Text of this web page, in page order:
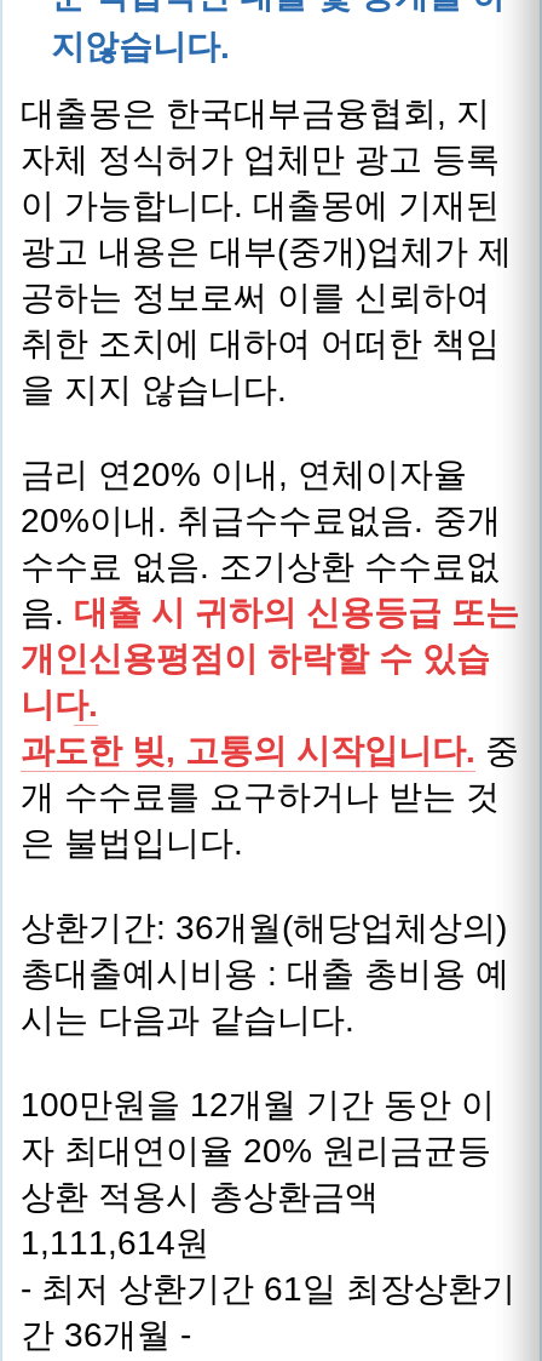
지않습니다.
대출몽은 한국대부금융협회, 지
자체 정식허가 업체만 광고 등록
이 가능합니다. 대출몽에 기재된
광고 내용은 대부(중개)업체가 제
공하는 정보로써 이를 신뢰하여
취한 조치에 대하여 어떠한 책임
을 지지 않습니다.
금리 연20% 이내, 연체이자율
20%이내. 취급수수료없음. 중개
수수료 없음. 조기상환 수수료없
음. 대출 시 귀하의 신용등급 또는
개인신용평점이 하락할 수 있습
니다.
과도한 빚, 고통의 시작입니다. 중
개 수수료를 요구하거나 받는 것
은 불법입니다.
상환기간: 36개월(해당업체상의)
총대출예시비용 : 대출 총비용 예
시는 다음과 같습니다.
100만원을 12개월 기간 동안 이
자 최대연이율 20% 원리금균등
상환 적용시 총상환금액
1,111,614원
- 최저 상환기간 61일 최장상환기
간 36개월 -